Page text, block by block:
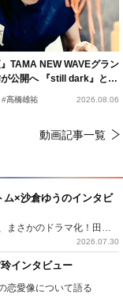
』TAMA NEW WAVEグラン
公開へ 『still dark』と同
#髙橋雄祐 2026.08.06
動画記事一覧
ム×沙倉ゆうのインタビ
『侍タイムスリッパー』ファンに贈る、まさかのドラマ化！田村ツトム×沙倉ゆうのが語る『心配無用ノ介』撮影秘話
2026.07.30
インタビュー
恋愛像について語る